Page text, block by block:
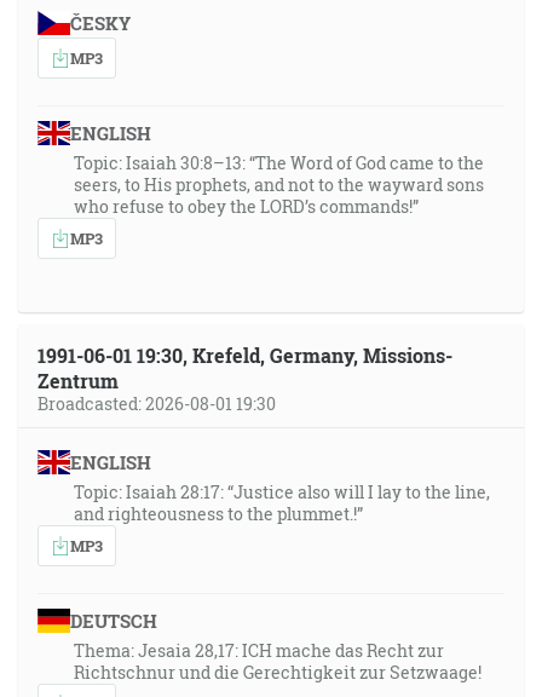
ČESKY
MP3
ENGLISH
Topic: Isaiah 30:8–13: “The Word of God came to the
seers, to His prophets, and not to the wayward sons
who refuse to obey the LORD’s commands!”
MP3
1991-06-01 19:30, Krefeld, Germany, Missions-
Zentrum
Broadcasted: 2026-08-01 19:30
ENGLISH
Topic: Isaiah 28:17: “Justice also will I lay to the line,
and righteousness to the plummet.!”
MP3
DEUTSCH
Thema: Jesaia 28,17: ICH mache das Recht zur
Richtschnur und die Gerechtigkeit zur Setzwaage!